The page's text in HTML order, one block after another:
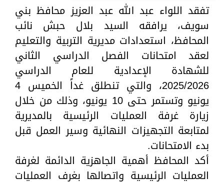
تفقد اللواء عبد الله عبد العزيز محافظ بني
سويف، يرافقه السيد بلال حبش نائب
المحافظ، استعدادات مديرية التربية والتعليم
لعقد امتحانات الفصل الدراسي الثاني
للشهادة الإعدادية للعام الدراسي
2025/2026، والتي تنطلق غداً الخميس 4
يونيو وتستمر حتى 10 يونيو، وذلك من خلال
زيارة غرفة العمليات الرئيسية بالمديرية
لمتابعة التجهيزات النهائية وسير العمل قبل
بدء الامتحانات.
أكد المحافظ أهمية الجاهزية الدائمة لغرفة
العمليات الرئيسية واتصالها بغرف العمليات